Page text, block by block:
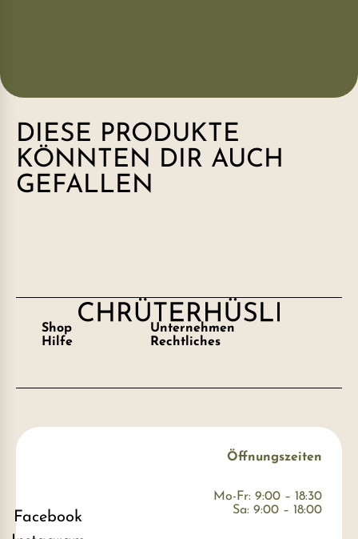
DIESE PRODUKTE
KÖNNTEN DIR AUCH
GEFALLEN
Shop
Unternehmen
Hilfe
Rechtliches
Öffnungszeiten
Mo-Fr: 9:00 – 18:30
Sa: 9:00 – 18:00
Facebook